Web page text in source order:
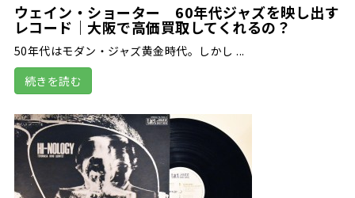
ウェイン・ショーター 60年代ジャズを映し出す
レコード｜大阪で高価買取してくれるの？
50年代はモダン・ジャズ黄金時代。しかし ...
続きを読む